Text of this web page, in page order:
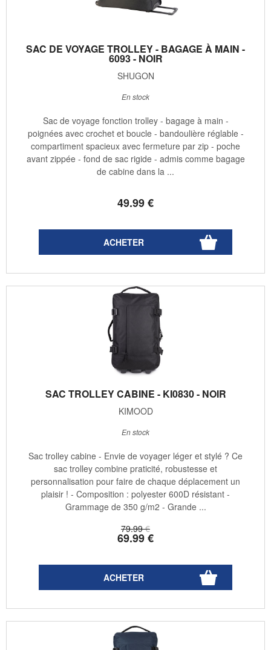
SAC DE VOYAGE TROLLEY - BAGAGE À MAIN -
6093 - NOIR
SHUGON
49.99€
En stock
Sac de voyage fonction trolley - bagage à main -
poignées avec crochet et boucle - bandoulière réglable -
compartiment spacieux avec fermeture par zip - poche
avant zippée - fond de sac rigide - admis comme bagage
de cabine dans la ...
SAC TROLLEY CABINE - KI0830 - NOIR
KIMOOD
79.99 €
69.99€
En stock
Sac trolley cabine - Envie de voyager léger et stylé ? Ce
sac trolley combine praticité, robustesse et
personnalisation pour faire de chaque déplacement un
plaisir ! - Composition : polyester 600D résistant -
Grammage de 350 g/m2 - Grande ...